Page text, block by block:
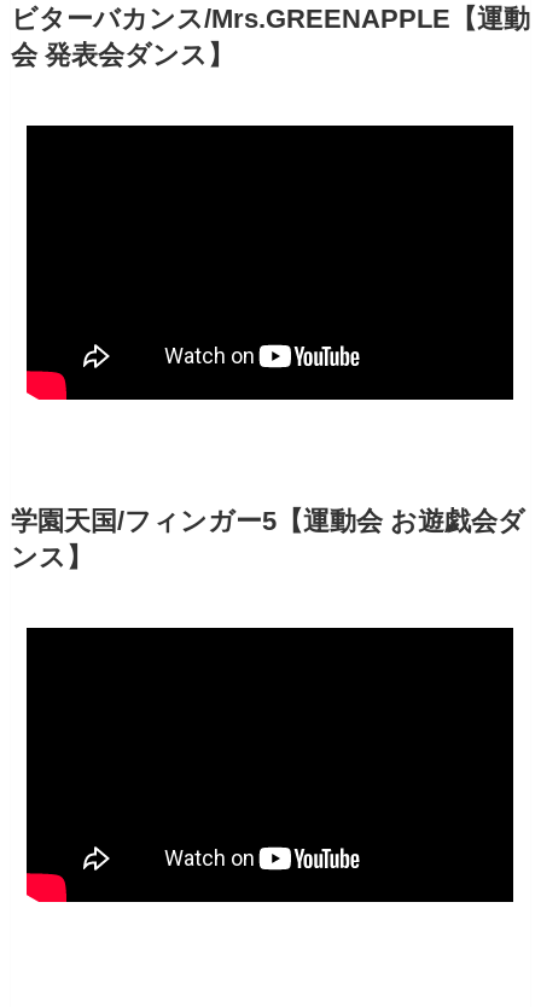
ビターバカンス/Mrs.GREENAPPLE【運動
会 発表会ダンス】
学園天国/フィンガー5【運動会 お遊戯会ダ
ンス】